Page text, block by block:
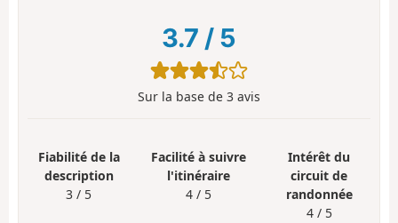
3.7 / 5
Sur la base de 3 avis
Fiabilité de la
description
3 / 5
Facilité à suivre
l'itinéraire
4 / 5
Intérêt du
circuit de
randonnée
4 / 5